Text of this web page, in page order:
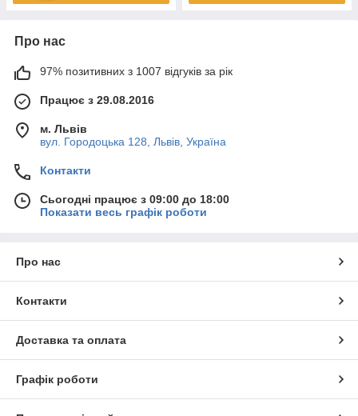
Про нас
97% позитивних з 1007 відгуків за рік
Працює з 29.08.2016
м. Львів
вул. Городоцька 128, Львів, Україна
Контакти
Сьогодні працює з 09:00 до 18:00
Показати весь графік роботи
Про нас
Контакти
Доставка та оплата
Графік роботи